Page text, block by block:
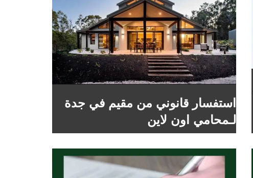
استفسار قانوني من مقيم في جدة
لـمحامي اون لاين